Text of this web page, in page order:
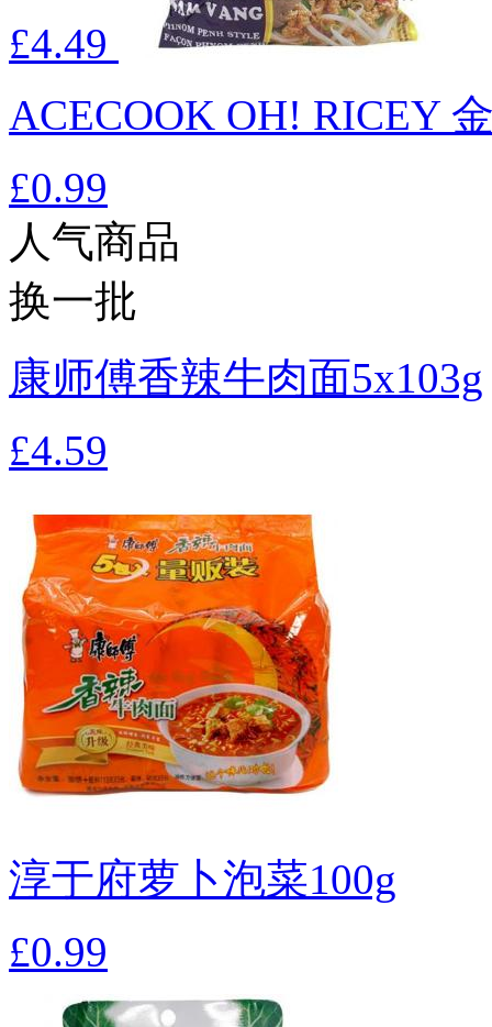
£4.49
ACECOOK OH! RICEY
£0.99
人气商品
换一批
康师傅香辣牛肉面5x103g
£4.59
淳于府萝卜泡菜100g
£0.99